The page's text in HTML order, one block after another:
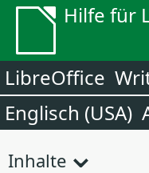
Hilfe für
LibreOffice
Englisch (USA)
Inhalte